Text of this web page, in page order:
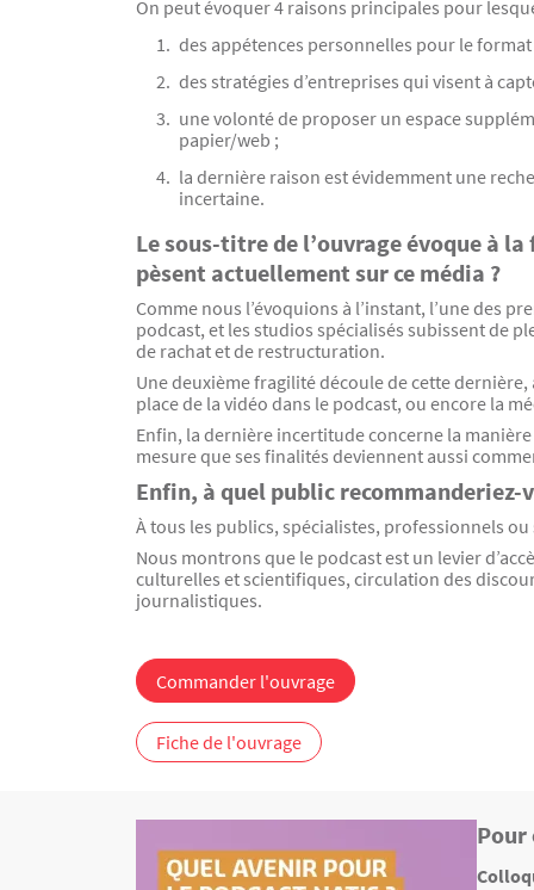
On peut évoquer 4 raisons principales pour
des appétences personnelles pour le
des stratégies d’entreprises qui visent à
une volonté de proposer un espace
papier/web ;
la dernière raison est évidemment une
incertaine.
Le sous-titre de l’ouvrage évoque à
pèsent actuellement sur ce média ?
Comme nous l’évoquions à l’instant, l’une des
podcast, et les studios spécialisés subissent de
de rachat et de restructuration.
Une deuxième fragilité découle de cette
place de la vidéo dans le podcast, ou encore la
Enfin, la dernière incertitude concerne la
mesure que ses finalités deviennent aussi
Enfin, à quel public recommanderiez-
À tous les publics, spécialistes, professionnels
Nous montrons que le podcast est un levier
culturelles et scientifiques, circulation des
journalistiques.
Commander l'ouvrage
Fiche de l'ouvrage
Texte
Pour